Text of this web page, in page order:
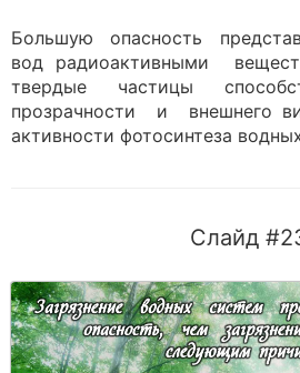
Большую опасность
вод радиоактивными
твердые частицы
прозрачности и внешнего
активности фотосинтеза
Слайд